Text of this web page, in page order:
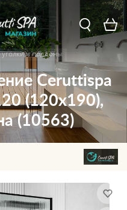
и поддоны
Ceruttispa
(120x190),
(10563)